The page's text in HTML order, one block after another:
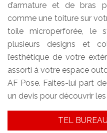
d’armature et de bras
comme une toiture sur
toile microperforée, le
plusieurs designs et
l’esthétique de votre
assorti à votre espace
AF Pose. Faites-lui part
un devis pour découvrir les
TEL